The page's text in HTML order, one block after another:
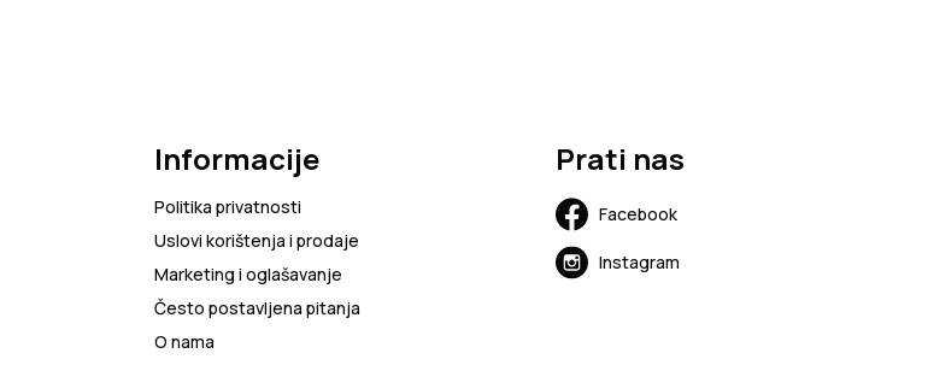
Informacije
Politika privatnosti
Uslovi korištenja i prodaje
Marketing i oglašavanje
Često postavljena pitanja
O nama
Prati nas
Facebook
Instagram